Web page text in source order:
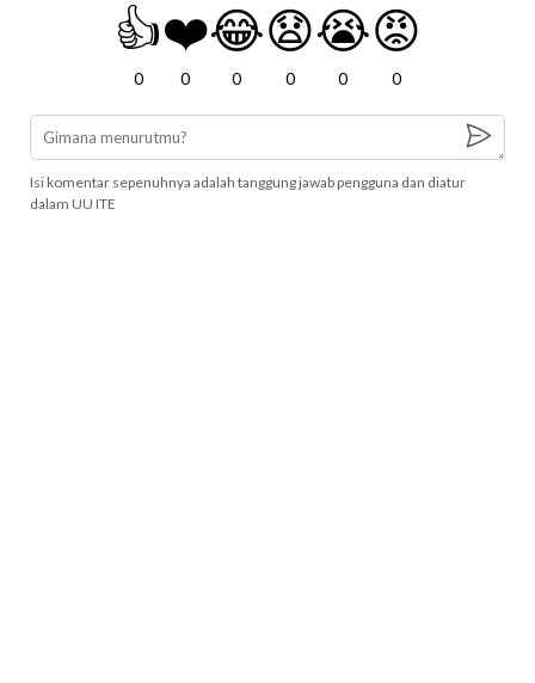
👍
0
❤️
0
😂
0
😧
0
😭
0
😡
0
Isi komentar sepenuhnya adalah tanggung jawab pengguna dan diatur
dalam UU ITE